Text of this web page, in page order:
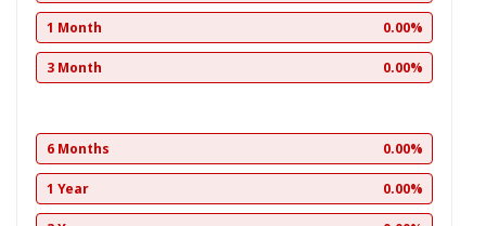
1 Month 0.00%
3 Month 0.00%
6 Months 0.00%
1 Year 0.00%